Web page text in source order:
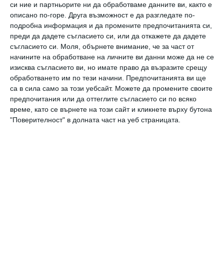
си ние и партньорите ни да обработваме данните ви, както е
описано по-горе. Друга възможност е да разгледате по-
подробна информация и да промените предпочитанията си,
преди да дадете съгласието си, или да откажете да дадете
съгласието си. Моля, обърнете внимание, че за част от
начините на обработване на личните ви данни може да не се
изисква съгласието ви, но имате право да възразите срещу
обработването им по тези начини. Предпочитанията ви ще
са в сила само за този уебсайт. Можете да промените своите
предпочитания или да оттеглите съгласието си по всяко
време, като се върнете на този сайт и кликнете върху бутона
"Поверителност" в долната част на уеб страницата.
Ако говорим за външни стимули, тогава е
напълно възможно за известно време те да
работят. Ако обаче обучението се превърне
в източник на печалба, ситуацията няма да е
много приятна.
Основният съвет на психолозите,
включително за родителите на деца в
предучилищна възраст, звучи така: не